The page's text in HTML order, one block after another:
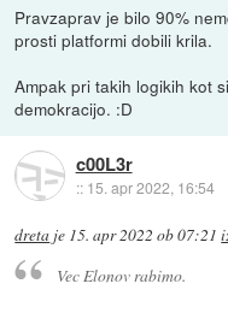
Pravzaprav je bilo 90%
prosti platformi dobili krila.
Ampak pri takih logikih kot
demokracijo. :D
c00L3r
:: 15. apr 2022, 16:54
dreta je 15. apr 2022 ob 07:21
Vec Elonov rabimo.